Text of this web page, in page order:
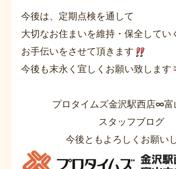
今後は、定期点検を通して
大切なお住まいを維持・保全してい
お手伝いをさせて頂きます
今後も末永く宜しくお願い致します
プロタイムズ金沢駅西店∞富
スタッフブログ
今後ともよろしくお願い